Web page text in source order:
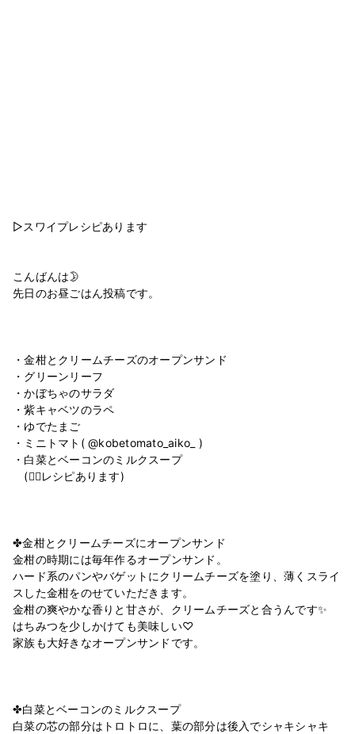
▷スワイプレシピあります
こんばんは🌛
先日のお昼ごはん投稿です。
・金柑とクリームチーズのオープンサンド
・グリーンリーフ
・かぼちゃのサラダ
・紫キャベツのラペ
・ゆでたまご
・ミニトマト( @kobetomato_aiko_ )
・白菜とベーコンのミルクスープ
(👆🏻レシピあります)
✤金柑とクリームチーズにオープンサンド
金柑の時期には毎年作るオープンサンド。
ハード系のパンやバゲットにクリームチーズを塗り、薄くスライ
スした金柑をのせていただきます。
金柑の爽やかな香りと甘さが、クリームチーズと合うんです✨
はちみつを少しかけても美味しい♡
家族も大好きなオープンサンドです。
✤白菜とベーコンのミルクスープ
白菜の芯の部分はトロトロに、葉の部分は後入でシャキシャキ